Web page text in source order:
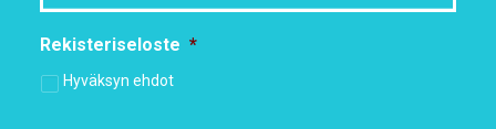
Rekisteriseloste *
Hyväksyn ehdot